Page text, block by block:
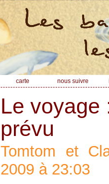
carte nous suivre
Le voyage
prévu
Tomtom et
2009 à 23:03